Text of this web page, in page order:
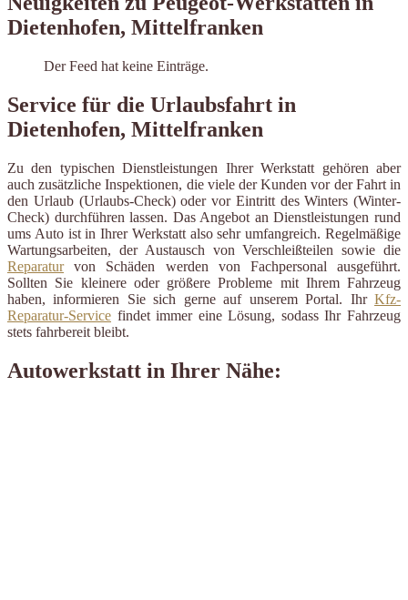
Dietenhofen, Mittelfranken
Der Feed hat keine Einträge.
Service für die Urlaubsfahrt in
Dietenhofen, Mittelfranken
Zu den typischen Dienstleistungen Ihrer Werkstatt gehören aber
auch zusätzliche Inspektionen, die viele der Kunden vor der Fahrt in
den Urlaub (Urlaubs-Check) oder vor Eintritt des Winters (Winter-
Check) durchführen lassen. Das Angebot an Dienstleistungen rund
ums Auto ist in Ihrer Werkstatt also sehr umfangreich. Regelmäßige
Wartungsarbeiten, der Austausch von Verschleißteilen sowie die
Reparaturvon Schäden werden von Fachpersonal ausgeführt.
Sollten Sie kleinere oder größere Probleme mit Ihrem Fahrzeug
haben, informieren Sie sich gerne auf unserem Portal. Ihr Kfz-
Reparatur-Service findet immer eine Lösung, sodass Ihr Fahrzeug
stets fahrbereit bleibt.
Autowerkstatt in Ihrer Nähe: